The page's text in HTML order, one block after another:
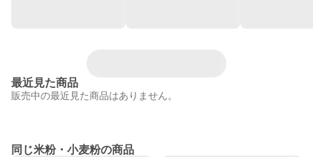
最近見た商品
販売中の最近見た商品はありません。
同じ米粉・小麦粉の商品